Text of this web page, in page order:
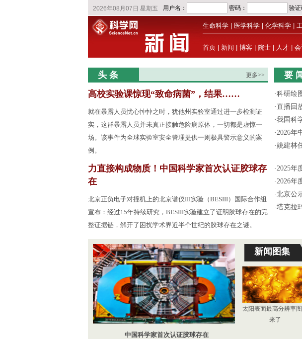
生命科学 医学科学 化学科学
首页 新闻 博客 院士 人才 会
头 条 更多>>
高校实验课惊现“致命病菌”，结果……
就在暴露人员忧心忡忡之时，犹他州实验室通过进一步检测证
实，这群暴露人员并未真正接触危险病原体，一切都是虚惊一
场。该事件为全球实验室安全管理提供一则极具警示意义的案
例。
力直接构成物质！中国科学家首次认证胶球存
在
北京正负电子对撞机上的北京谱仪III实验（BESIII）国际合作组
宣布：经过15年持续研究，BESIII实验建立了证明胶球存在的完
整证据链，解开了困扰学术界近半个世纪的胶球存在之谜。
要
·科研绘
·直播回
·我国科
·2026年
·姚建林
·2025年
·2026年
·北京公
·塔克拉
中国科学家首次认证胶球存在
新闻图集
太阳表面最高分辨率
来了